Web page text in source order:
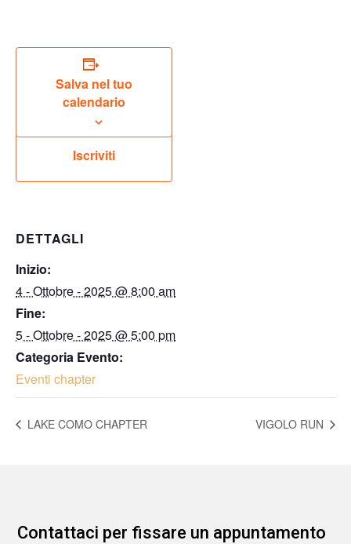
Salva nel tuo
calendario
Iscriviti
DETTAGLI
Inizio:
4 - Ottobre - 2025 @ 8:00 am
Fine:
5 - Ottobre - 2025 @ 5:00 pm
Categoria Evento:
Eventi chapter
LAKE COMO CHAPTER VIGOLO RUN
Contattaci per fissare un appuntamento